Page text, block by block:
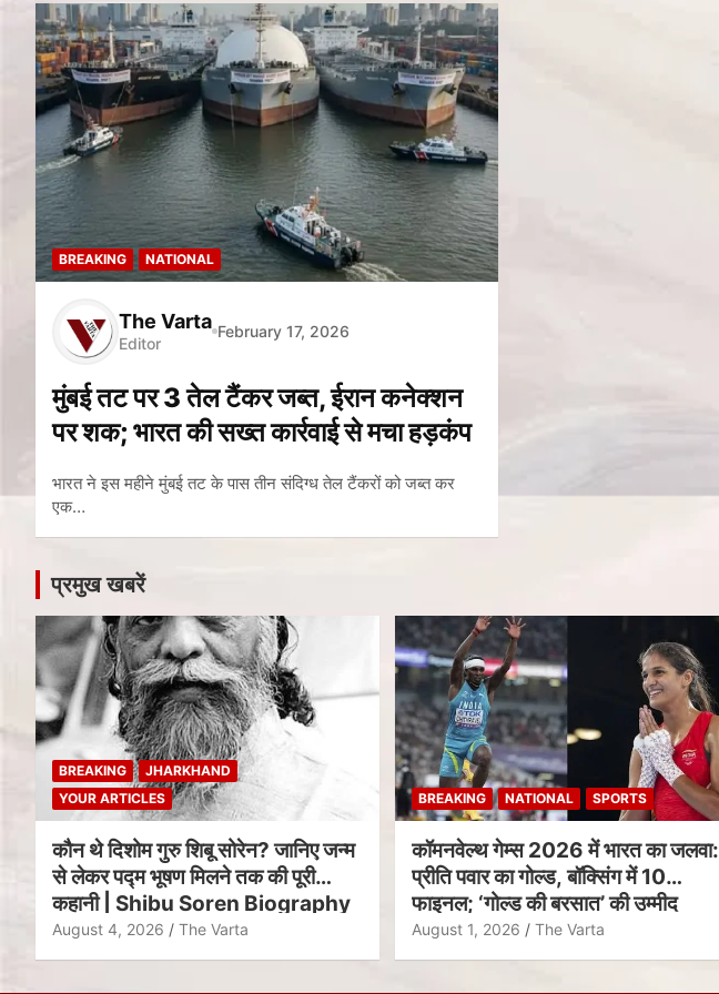
BREAKING NATIONAL
The Varta
Editor
February 17, 2026
मुंबई तट पर 3 तेल टैंकर जब्त, ईरान कनेक्शन
पर शक; भारत की सख्त कार्रवाई से मचा हड़कंप
भारत ने इस महीने मुंबई तट के पास तीन संदिग्ध तेल टैंकरों को जब्त कर
एक…
प्रमुख खबरें
BREAKING
JHARKHAND
YOUR ARTICLES
कौन थे दिशोम गुरु शिबू सोरेन? जानिए जन्म
से लेकर पद्म भूषण मिलने तक की पूरी
कहानी | Shibu Soren Biography
August 4, 2026 The Varta
BREAKING NATIONAL SPORTS
कॉमनवेल्थ गेम्स 2026 में भारत का जलवा:
प्रीति पवार का गोल्ड, बॉक्सिंग में 10
फाइनल; ‘गोल्ड की बरसात’ की उम्मीद
August 1, 2026 The Varta